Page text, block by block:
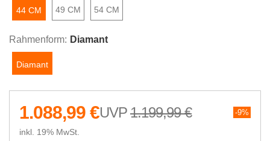
44 CM 49 CM 54 CM
Rahmenform: Diamant
Diamant
1.199,99 € 9%
1.088,99 €
inkl. 19% MwSt.